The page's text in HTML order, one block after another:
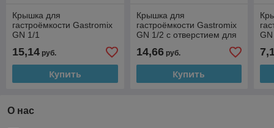
Крышка для
гастроёмкости Gastromix
GN 1/1
15,14 руб.
Купить
Крышка для
гастроёмкости Gastromix
GN 1/2 с отверстием для
14,66руб.
Купить
О нас